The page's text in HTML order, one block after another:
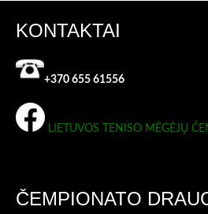
KONTAKTAI
+370 655 61556
LIETUVOS TENISO MĖGĖJŲ
ČEMPIONATO